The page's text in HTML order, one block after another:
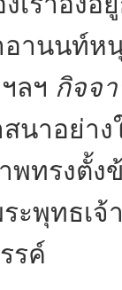
านนท์ห
ลฯ กิจจ
นาอย่า
พทรงตั้ง
ระพุทธเ
รค์